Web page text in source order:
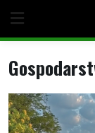
content